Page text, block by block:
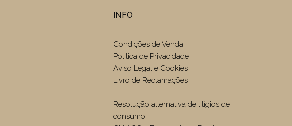
INFO
Condições de Venda
Politica de Privacidade
Aviso Legal e Cookies
Livro de Reclamações
Resolução alternativa de litígios de
consumo: